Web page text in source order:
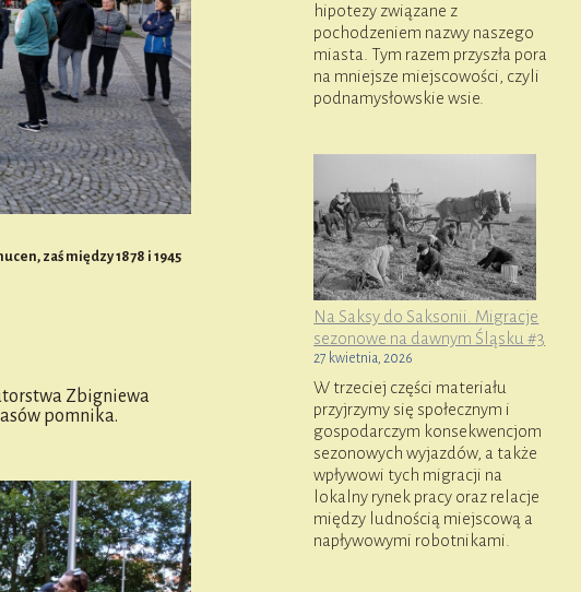
zaś między 1878 i 1945
Zbigniewa
pomnika.
hipotezy związane z
pochodzeniem nazwy naszego
miasta. Tym razem przyszła pora
na mniejsze miejscowości, czyli
podnamysłowskie wsie.
Na Saksy do Saksonii. Migracje
sezonowe na dawnym Śląsku #3
27 kwietnia, 2026
W trzeciej części materiału
przyjrzymy się społecznym i
gospodarczym konsekwencjom
sezonowych wyjazdów, a także
wpływowi tych migracji na
lokalny rynek pracy oraz relacje
między ludnością miejscową a
napływowymi robotnikami.